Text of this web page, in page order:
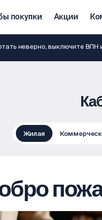
покупки Акции
неверно, выключите ВПН
Жилая